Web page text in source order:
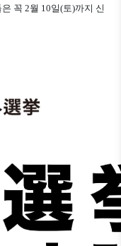
꼭 2월 10일(토)까지 신